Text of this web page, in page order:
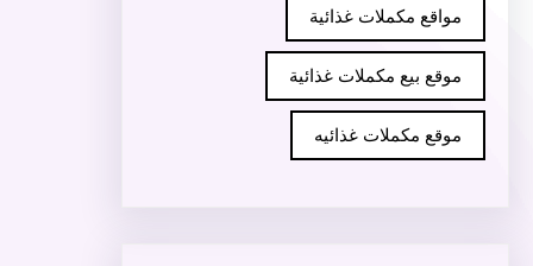
مواقع مكملات غذائية
موقع بيع مكملات غذائية
موقع مكملات غذائيه